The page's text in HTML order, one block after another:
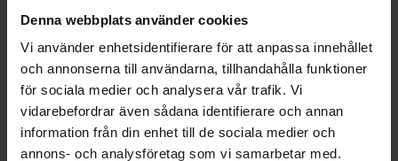
Denna webbplats använder cookies
Vi använder enhetsidentifierare för att anpassa innehållet
och annonserna till användarna, tillhandahålla funktioner
för sociala medier och analysera vår trafik. Vi
vidarebefordrar även sådana identifierare och annan
information från din enhet till de sociala medier och
annons- och analysföretag som vi samarbetar med.